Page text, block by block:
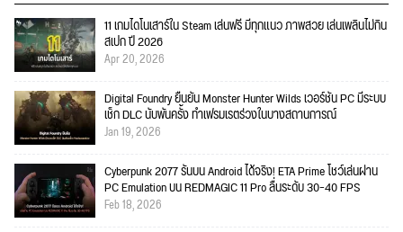
11 เกมไดโนเสาร์ใน Steam เล่นฟรี มีทุกแนว ภาพสวย เล่นเพลินไม่กิน
สเปก ปี 2026
Apr 20, 2026
Digital Foundry ยืนยัน Monster Hunter Wilds เวอร์ชัน PC มีระบบ
เช็ก DLC นับพันครั้ง ทำเฟรมเรตร่วงในบางสถานการณ์
Jan 19, 2026
Cyberpunk 2077 รันบน Android ได้จริง! ETA Prime โชว์เล่นผ่าน
PC Emulation บน REDMAGIC 11 Pro ลื่นระดับ 30–40 FPS
Feb 18, 2026